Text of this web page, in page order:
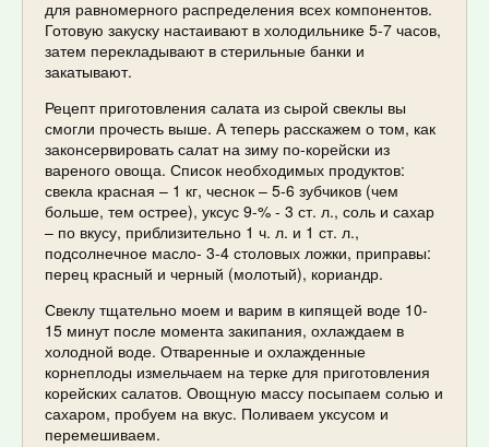
для равномерного распределения всех компонентов.
Готовую закуску настаивают в холодильнике 5-7 часов,
затем перекладывают в стерильные банки и
закатывают.
Рецепт приготовления салата из сырой свеклы вы
смогли прочесть выше. А теперь расскажем о том, как
законсервировать салат на зиму по-корейски из
вареного овоща. Список необходимых продуктов:
свекла красная – 1 кг, чеснок – 5-6 зубчиков (чем
больше, тем острее), уксус 9-% - 3 ст. л., соль и сахар
– по вкусу, приблизительно 1 ч. л. и 1 ст. л.,
подсолнечное масло- 3-4 столовых ложки, приправы:
перец красный и черный (молотый), кориандр.
Свеклу тщательно моем и варим в кипящей воде 10-
15 минут после момента закипания, охлаждаем в
холодной воде. Отваренные и охлажденные
корнеплоды измельчаем на терке для приготовления
корейских салатов. Овощную массу посыпаем солью и
сахаром, пробуем на вкус. Поливаем уксусом и
перемешиваем.